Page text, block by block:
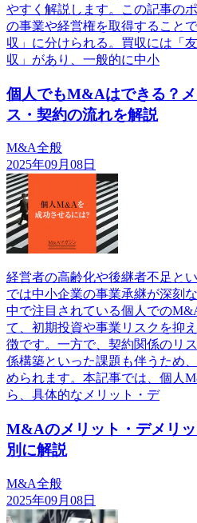
やすく解説します。この記事の
の事業や経営権を取得すること
収」に分けられる。買収には「
収」があり、一般的に中小
個人でもM&Aはできる？
ス・契約の流れを解説
M&A全般
2025年09月08日
経営者の高齢化や後継者不足と
では中小企業の事業承継が深刻
中で注目されている個人での
て、初期投資や事業リスクを抑
徴です。一方で、契約関係のリ
係構築といった課題も伴うため
められます。本記事では、個人
ら、具体的なメリット・デ
M&Aのメリット・デメリ
別に解説
M&A全般
2025年09月08日